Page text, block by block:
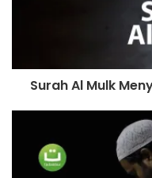
Surah Al Mulk